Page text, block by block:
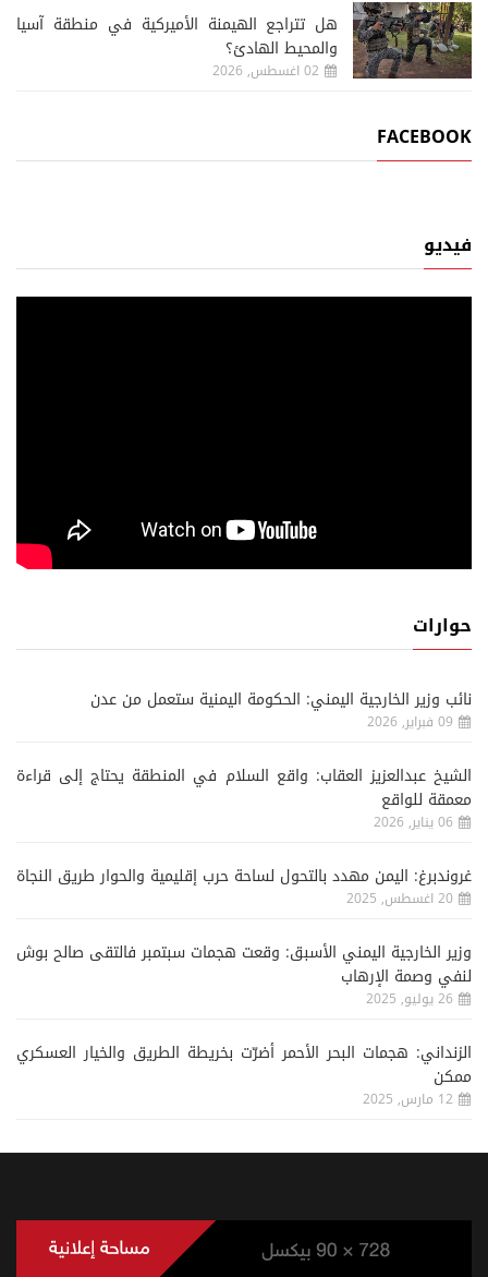
هل تتراجع الهيمنة الأميركية في منطقة آسيا
والمحيط الهادئ؟
02 اغسطس, 2026
FACEBOOK
فيديو
حوارات
نائب وزير الخارجية اليمني: الحكومة اليمنية ستعمل من عدن
09 فبراير, 2026
الشيخ عبدالعزيز العقاب: واقع السلام في المنطقة يحتاج إلى قراءة
معمقة للواقع
06 يناير, 2026
غروندبرغ: اليمن مهدد بالتحول لساحة حرب إقليمية والحوار طريق النجاة
20 اغسطس, 2025
وزير الخارجية اليمني الأسبق: وقعت هجمات سبتمبر فالتقى صالح بوش
لنفي وصمة الإرهاب
26 يوليو, 2025
الزنداني: هجمات البحر الأحمر أضرّت بخريطة الطريق والخيار العسكري
ممكن
12 مارس, 2025